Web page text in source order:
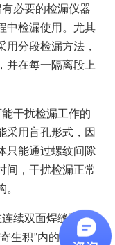
必要的检漏仪器
中检漏使用。尤其
分段检漏方法，
并在每一隔离段上
干扰检漏工作的
采用盲孔形式，因
只能通过螺纹间隙
间，干扰检漏正常
续双面焊缝和多
生积”内的气体会